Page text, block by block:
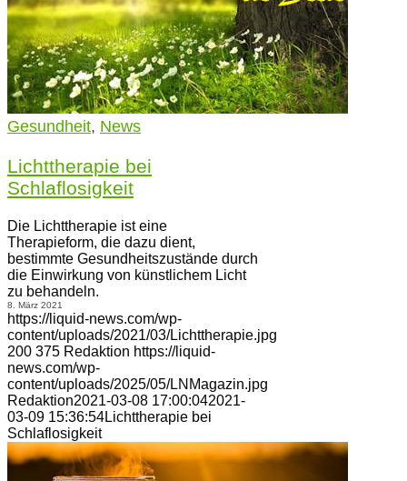
Gesundheit, News
Lichttherapie bei
Schlaflosigkeit
Die Lichttherapie ist eine
Therapieform, die dazu dient,
bestimmte Gesundheitszustände durch
die Einwirkung von künstlichem Licht
zu behandeln.
8. März 2021
https://liquid-news.com/wp-
content/uploads/2021/03/Lichttherapie.jpg
200 375 Redaktion https://liquid-
news.com/wp-
content/uploads/2025/05/LNMagazin.jpg
Redaktion2021-03-08 17:00:042021-
03-09 15:36:54Lichttherapie bei
Schlaflosigkeit